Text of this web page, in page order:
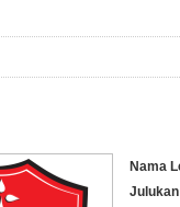
Nama